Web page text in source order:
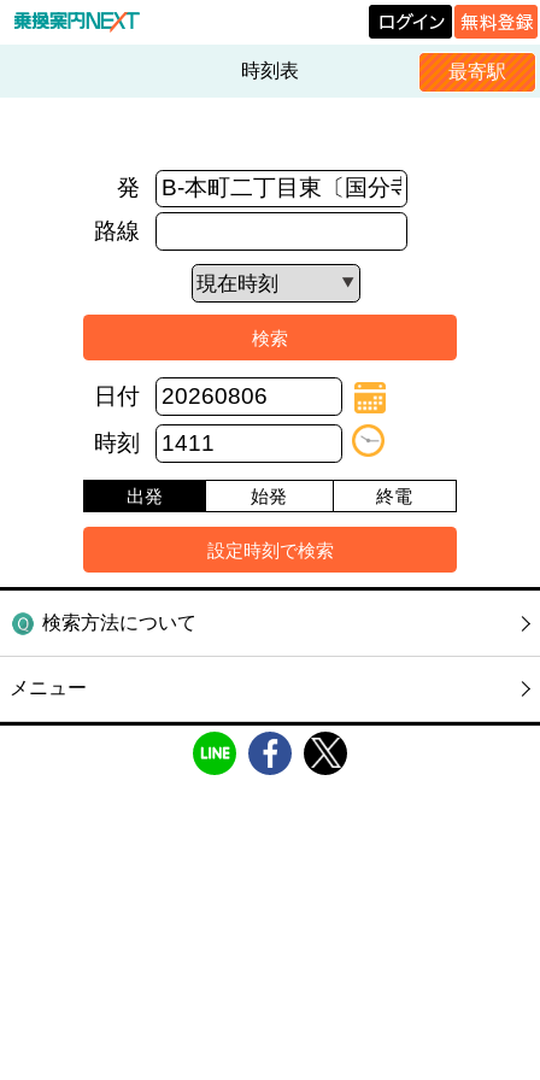
時刻表 最寄駅
発
路線
日付
時刻
出発 始発 終電
検索方法について
メニュー